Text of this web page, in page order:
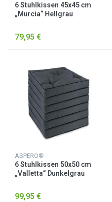
6 Stuhlkissen 45x45 cm
„Murcia“ Hellgrau
79,95 €
ASPERO®
6 Stuhlkissen 50x50 cm
„Valletta“ Dunkelgrau
99,95 €